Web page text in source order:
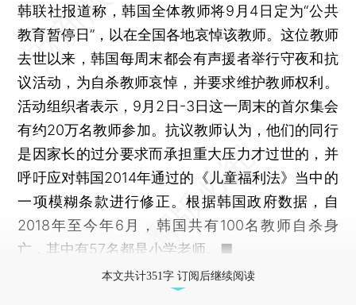
韩联社报道称，韩国全体教师将9月4日定为“公共
教育暂停日”，以在全国各地哀悼该教师。这位教师
去世以来，韩国每周末都会有声援者举行守夜和抗
议活动，为自杀教师哀悼，并要求维护教师权利。
活动组织者表示，9月2日-3日这一周末的首尔集会
有约20万名教师参加。抗议教师认为，他们的同行
是因家长的过分要求而承担重大压力才过世的，并
呼吁应对韩国2014年通过的《儿童福利法》当中的
一项模糊条款进行修正。根据韩国政府数据，自
2018年至今年6月，韩国共有100名教师自杀身
亡，其中有57名都是小学老师。■
本文共计351字 订阅后继续阅读